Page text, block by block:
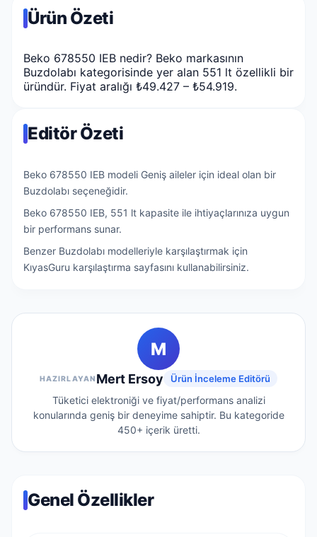
Ürün Özeti
Beko 678550 IEB nedir? Beko markasının
Buzdolabı kategorisinde yer alan 551 lt özellikli bir
üründür. Fiyat aralığı ₺49.427 – ₺54.919.
Editör Özeti
Beko 678550 IEB modeli Geniş aileler için ideal olan bir
Buzdolabı seçeneğidir.
Beko 678550 IEB, 551 lt kapasite ile ihtiyaçlarınıza uygun
bir performans sunar.
Benzer Buzdolabı modelleriyle karşılaştırmak için
KıyasGuru karşılaştırma sayfasını kullanabilirsiniz.
M
HAZIRLAYAN Mert Ersoy Ürün İnceleme Editörü
Tüketici elektroniği ve fiyat/performans analizi
konularında geniş bir deneyime sahiptir. Bu kategoride
450+ içerik üretti.
Genel Özellikler